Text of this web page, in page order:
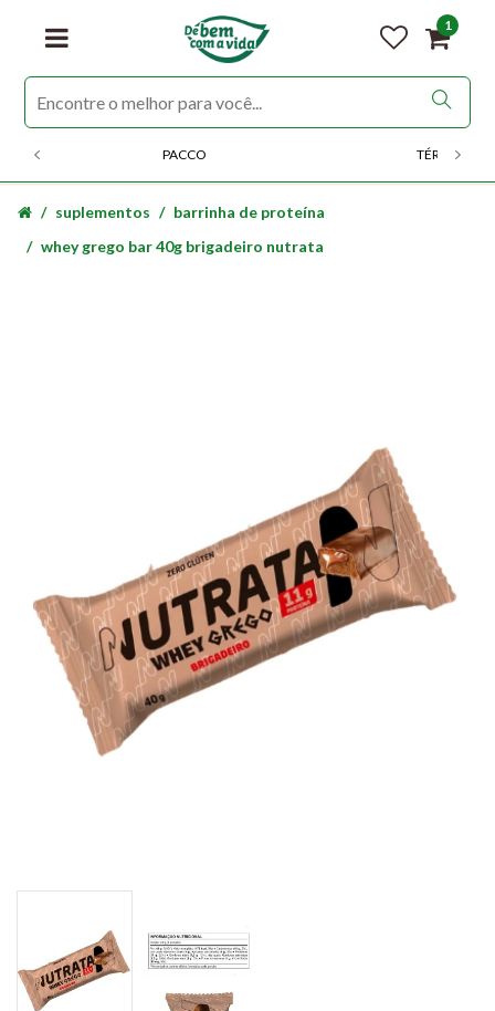
1
PACCO TÉRMICOS
suplementos
barrinha de proteína
whey grego bar 40g brigadeiro nutrata